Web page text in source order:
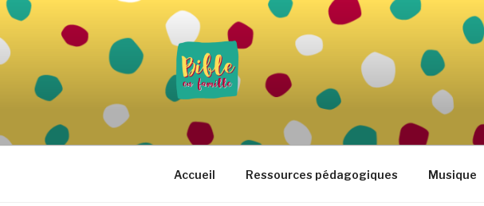
Aller
contenu
principal
BIBLE EN FAMILLE
Vivre la Parole de Dieu au quotidien
Accueil Ressources pédagogiques Musique